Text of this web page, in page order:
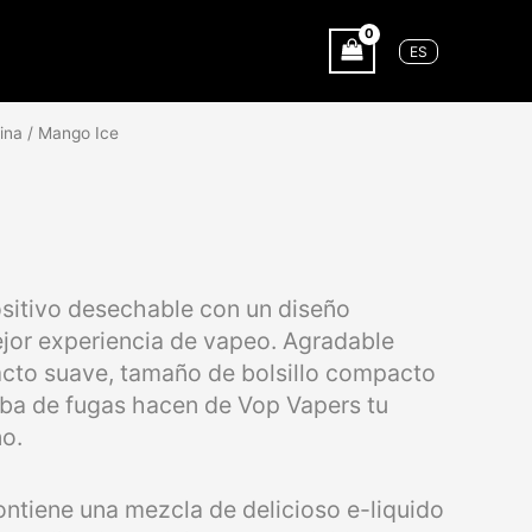
ES
/ Mango Ice
desechable con un diseño
experiencia de vapeo. Agradable
suave, tamaño de bolsillo compacto
de fugas hacen de Vop Vapers tu
una mezcla de delicioso e-liquido